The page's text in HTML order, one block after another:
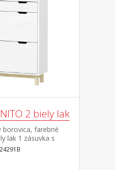
2 biely lak
borovica, farebné
lak 1 zásuvka s
2 dvojradové